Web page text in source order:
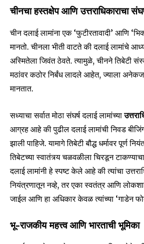
your privacy and won't spam your inbox.
I've read and accept thePrivacy Policy.
6,300
Fans
32,111
Followers
चीनचा हस्तक्षेप आणि उत्तराधिकाराचा
चीन दलाई लामांना एक ‘फुटीरतावादी’ आणि
मानतो. चीनला भीती वाटते की दलाई लामांचे
अस्मितेला जिवंत ठेवते. त्यामुळे, चीनने तिबेटी
मठांवर कठोर निर्बंध लादले आहेत, ज्याला
मानतात.
सध्याचा सर्वात मोठा संघर्ष दलाई लामांच्या
आग्रह आहे की पुढील दलाई लामांची निवड
झाली पाहिजे. यामागे तिबेटी बौद्ध धर्मावर पूर्ण
तिबेटच्या स्वातंत्र्य चळवळीला चिरडून
दलाई लामांनी हे स्पष्ट केले आहे की त्यांचा
नियंत्रणातून नव्हे, तर एका स्वतंत्र आणि
जाईल आणि हा अधिकार केवळ त्यांच्या ‘गाडेन
भू-राजकीय महत्त्व आणि भारताची भूमिका